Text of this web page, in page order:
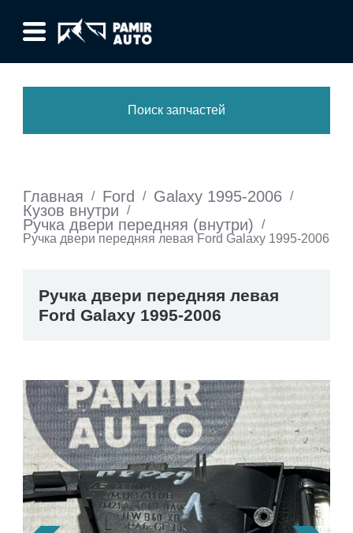
Поиск запчастей
Главная / Ford / Galaxy 1995-2006 /
Кузов внутри /
Ручка двери передняя (внутри)
/
Ручка двери передняя левая Ford Galaxy 1995-2006
Ручка двери передняя левая
Ford Galaxy 1995-2006